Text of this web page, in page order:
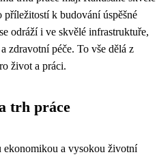
k budování úspěšné
odráží i ve skvělé infrastruktuře,
zdravotní péče. To vše dělá z
život a práci.
trh práce
ekonomikou a vysokou životní